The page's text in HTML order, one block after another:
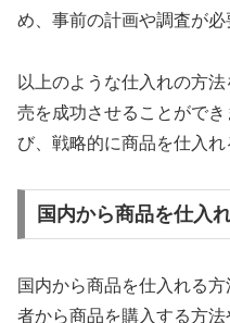
め、事前の計画や調査が必
以上のような仕入れの方
売を成功させることがで
び、戦略的に商品を仕入れ
国内から商品を仕入
国内から商品を仕入れる
者から商品を購入する方